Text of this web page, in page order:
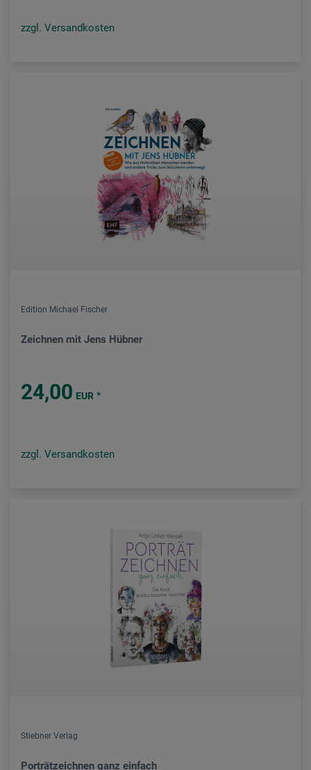
zzgl. Versandkosten
Edition Michael Fischer
Zeichnen mit Jens Hübner
24,00 EUR *
zzgl. Versandkosten
Stiebner Verlag
Porträtzeichnen ganz einfach